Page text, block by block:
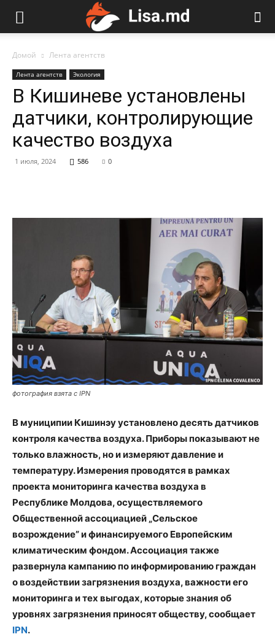
Домой Лента агентств
Лента агентств Экология
В Кишиневе установлены
датчики, контролирующие
качество воздуха
1 июля, 2024 586 0
фотография взята с IPN
В муниципии Кишинэу установлено десять датчиков
контроля качества воздуха. Приборы показывают не
только влажность, но и измеряют давление и
температуру. Измерения проводятся в рамках
проекта мониторинга качества воздуха в
Республике Молдова, осуществляемого
Общественной ассоциацией „Сельское
возрождение” и финансируемого Европейским
климатическим фондом. Ассоциация также
развернула кампанию по информированию граждан
о воздействии загрязнения воздуха, важности его
мониторинга и тех выгодах, которые знания об
уровнях загрязнения приносят обществу, сообщает
IPN.